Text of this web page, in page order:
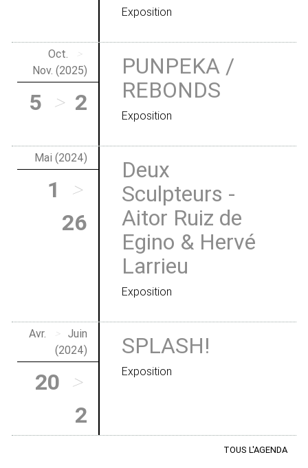
Exposition
Oct.
>
Nov. (2025)
5 > 2
PUNPEKA /
REBONDS
Exposition
Mai (2024)
1
>
26
Deux
Sculpteurs -
Aitor Ruiz de
Egino & Hervé
Larrieu
Exposition
Avr. >
Juin
(2024)
20 >
2
SPLASH!
Exposition
TOUS L'AGENDA